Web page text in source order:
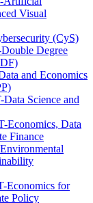
Visual
(CyS)
Degree
and Economics
Science and
Economics, Data
Finance
Economics for
Policy